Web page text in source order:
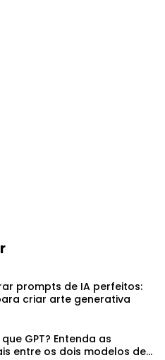
prompts de IA perfeitos:
criar arte generativa
que GPT? Entenda as
entre os dois modelos de